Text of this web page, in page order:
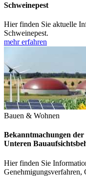
Schweinepest
Hier finden Sie aktuelle
Schweinepest.
mehr erfahren
Bauen & Wohnen
Bekanntmachungen
Unteren
Hier finden Sie
Genehmigungsverfahren,